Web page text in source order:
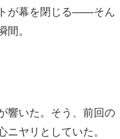
が幕を閉じる——そん
。
響いた。そう、前回の
ヤリとしていた。